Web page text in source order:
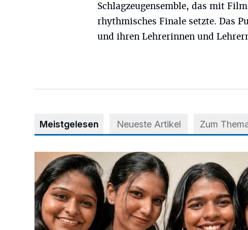
Schlagzeugensemble, das mit
rhythmisches Finale setzte. Das
und ihren Lehrerinnen und
Meistgelesen Neueste Artikel Zum
Nach Betrug: Azubis der Diakonie hoffen auf Hilfe